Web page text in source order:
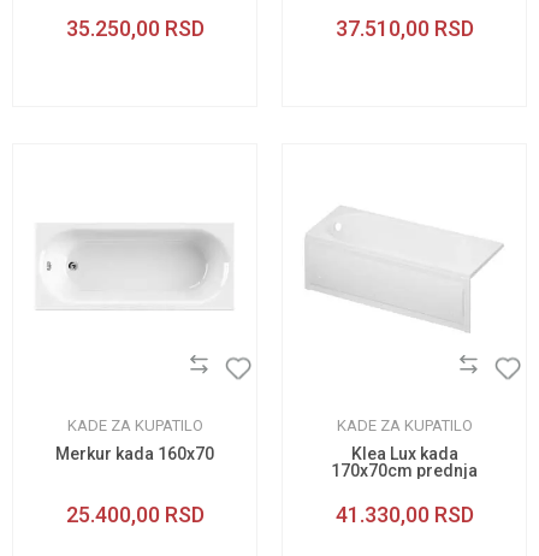
35.250,00 RSD 37.510,00 RSD
KADE ZA KUPATILO
Merkur kada 160x70
25.400,00 RSD
KADE ZA KUPATILO
Klea Lux kada
170x70cm prednja
41.330,00 RSD